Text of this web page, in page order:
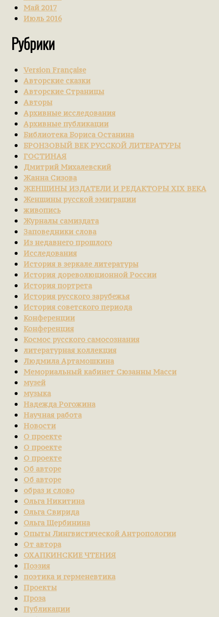
Май 2017
Июль 2016
Рубрики
Version Française
Авторские сказки
Авторские Страницы
Авторы
Архивные исследования
Архивные публикации
Библиотека Бориса Останина
БРОНЗОВЫЙ ВЕК РУССКОЙ ЛИТЕРАТУРЫ
ГОСТИНАЯ
Дмитрий Михалевский
Жанна Сизова
ЖЕНЩИНЫ ИЗДАТЕЛИ И РЕДАКТОРЫ XIX ВЕКА
Женщины русской эмиграции
живопись
Журналы самиздата
Заповедники слова
Из недавнего прошлого
Исследования
История в зеркале литературы
История дореволюционной России
История портрета
История русского зарубежья
История советского периода
Конференции
Конференция
Космос русского самосознания
литературная коллекция
Людмила Артамошкина
Мемориальный кабинет Сюзанны Масси
музей
музыка
Надежда Рогожина
Научная работа
Новости
О проекте
О проекте
О проекте
Об авторе
Об авторе
образ и слово
Ольга Никитина
Ольга Свирида
Ольга Щербинина
Опыты Лингвистической Антропологии
От автора
ОХАПКИНСКИЕ ЧТЕНИЯ
Поэзия
поэтика и герменевтика
Проекты
Проза
Публикации